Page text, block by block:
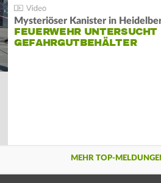
Mysteriöser Kanister in
FEUERWEHR UNTERSUCHT
GEFAHRGUTBEHÄLTER
MEHR TOP-